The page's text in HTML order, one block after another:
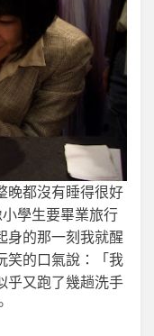
晚都沒有睡得很好
學生要畢業旅行
身的那一刻我就醒
笑的口氣說：「我
乎又跑了幾趟洗手